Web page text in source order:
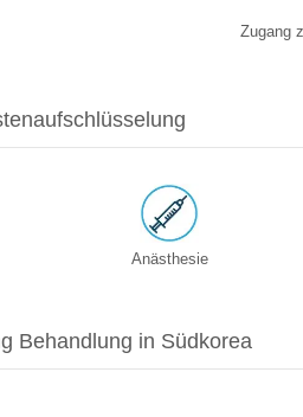
Zugang
Anästhesie
Behandlung in Südkorea